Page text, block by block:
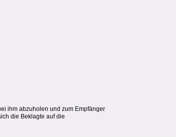
ihm abzuholen und zum Empfänger
die Beklagte auf die